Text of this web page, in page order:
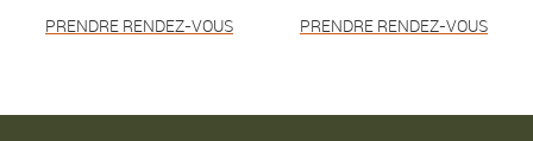
PRENDRE RENDEZ-VOUS PRENDRE RENDEZ-VOUS